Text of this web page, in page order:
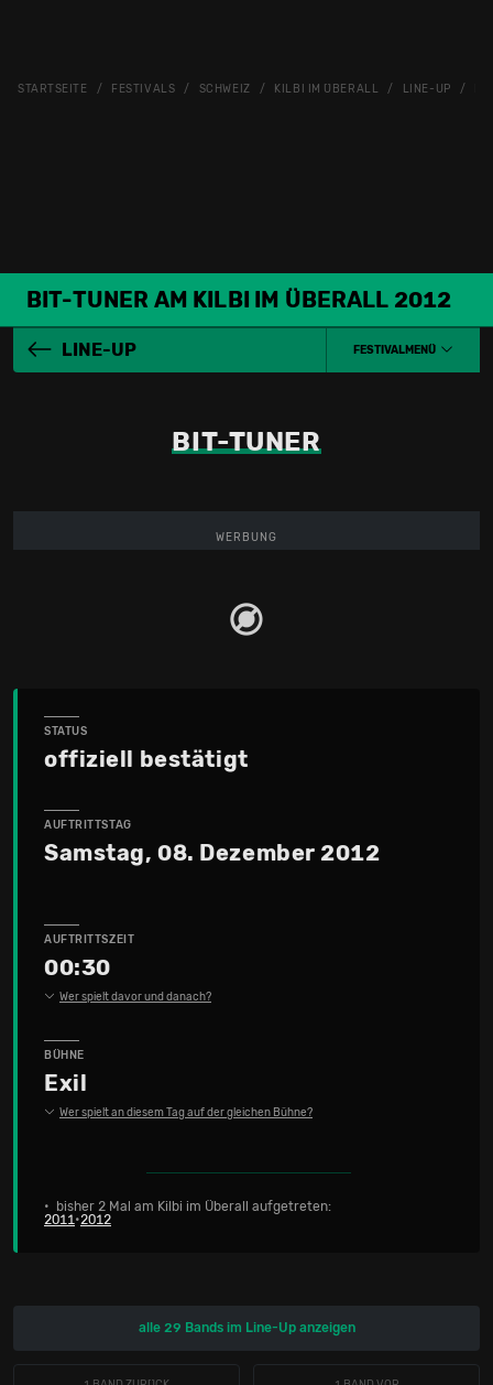
STARTSEITE FESTIVALS SCHWEIZ KILBI IM ÜBERALL LINE-UP
BIT-TUNER AM KILBI IM ÜBERALL 2012
LINE-UP FESTIVALMENÜ
BIT-TUNER
WERBUNG
STATUS
offiziell bestätigt
AUFTRITTSTAG
Samstag, 08. Dezember 2012
AUFTRITTSZEIT
00:30
Wer spielt davor und danach?
BÜHNE
Exil
Wer spielt an diesem Tag auf der gleichen Bühne?
• bisher 2 Mal am Kilbi im Überall aufgetreten:
2011•2012
alle 29 Bands im Line-Up anzeigen